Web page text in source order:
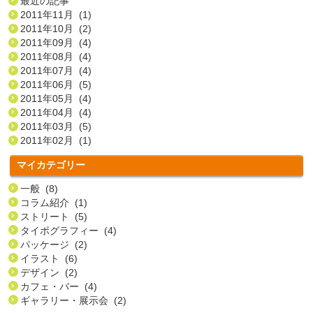
2011年11月 (1)
2011年10月 (2)
2011年09月 (4)
2011年08月 (4)
2011年07月 (4)
2011年06月 (5)
2011年05月 (4)
2011年04月 (4)
2011年03月 (5)
2011年02月 (1)
マイカテゴリー
一般 (8)
コラム紹介 (1)
ストリート (5)
タイポグラフィー (4)
パッケージ (2)
イラスト (6)
デザイン (2)
カフェ・バー (4)
ギャラリー・展示会 (2)